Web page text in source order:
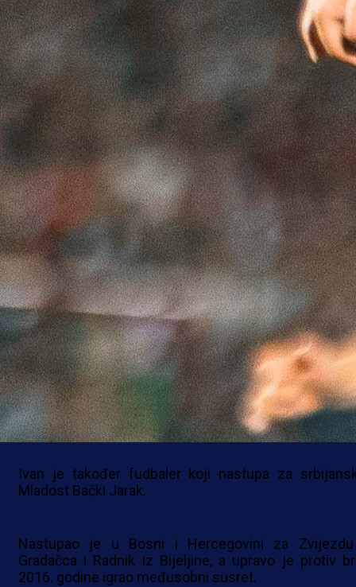
SUPER KUP BIH
Superkup Bosne i Hercegovine nije nam donio
toga zanimljivog.
Borac i Zrinjski pružili su jako malo, manjak
atmosferu napravio je sablasnom, ali jedna situacija
je veoma zanimljiva.
Navijači su se pitali kako isti čovjek meč prati
tribinama, ali i kao kapiten predvodi ekipu Zrinjskog?
Riječ je o Slobodanu Jakovljeviću, ali ne - nije se
Njega sa tribina Bilinog polja prati njegov brat
Ivan.
Ivan je također fudbaler koji nastupa za
Mladost Bački Jarak.
Nastupao je u Bosni i Hercegovini za
Gradačca i Radnik iz Bijeljine, a upravo je protiv
2016. godine igrao međusobni susret.